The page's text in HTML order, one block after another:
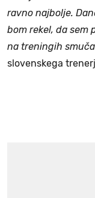
ravno najbolje.
bom rekel, da sem
na treningih
slovenskega